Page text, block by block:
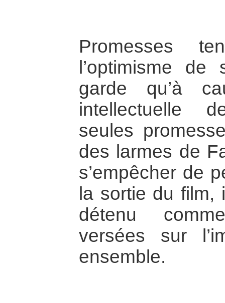
Promesses
l’optimisme
garde qu’à
intellectuelle
seules
des larmes de
s’empêcher de
la sortie du film,
détenu
versées sur
ensemble.